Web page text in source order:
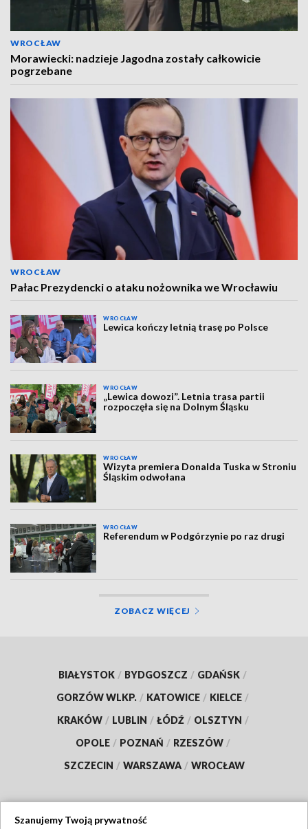
WROCŁAW
Morawiecki: nadzieje Jagodna zostały całkowicie
pogrzebane
WROCŁAW
Pałac Prezydencki o ataku nożownika we Wrocławiu
WROCŁAW
Lewica kończy letnią trasę po Polsce
WROCŁAW
„Lewica dowozi”. Letnia trasa partii
rozpoczęła się na Dolnym Śląsku
WROCŁAW
Wizyta premiera Donalda Tuska w Stroniu
Śląskim odwołana
WROCŁAW
Referendum w Podgórzynie po raz drugi
ZOBACZ WIĘCEJ
BIAŁYSTOK / BYDGOSZCZ / GDAŃSK /
GORZÓW WLKP. / KATOWICE / KIELCE /
KRAKÓW / LUBLIN / ŁÓDŹ / OLSZTYN /
OPOLE / POZNAŃ / RZESZÓW /
SZCZECIN / WARSZAWA / WROCŁAW
Szanujemy Twoją prywatność